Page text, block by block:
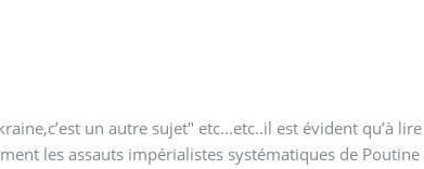
un autre sujet" etc...etc..il est évident qu’à lire
les assauts impérialistes systématiques de Poutine